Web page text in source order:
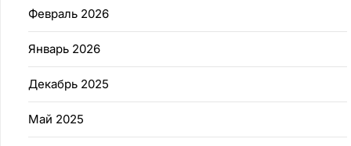
Февраль 2026
Январь 2026
Декабрь 2025
Май 2025